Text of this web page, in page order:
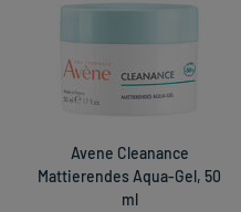
Avene Cleanance
Mattierendes Aqua-Gel, 50
ml